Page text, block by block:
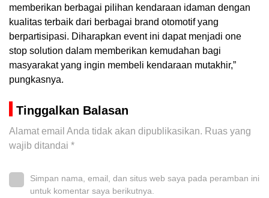
memberikan berbagai pilihan kendaraan idaman dengan
kualitas terbaik dari berbagai brand otomotif yang
berpartisipasi. Diharapkan event ini dapat menjadi one
stop solution dalam memberikan kemudahan bagi
masyarakat yang ingin membeli kendaraan mutakhir,”
pungkasnya.
Tinggalkan Balasan
Alamat email Anda tidak akan dipublikasikan. Ruas yang
wajib ditandai *
Simpan nama, email, dan situs web saya pada peramban ini
untuk komentar saya berikutnya.